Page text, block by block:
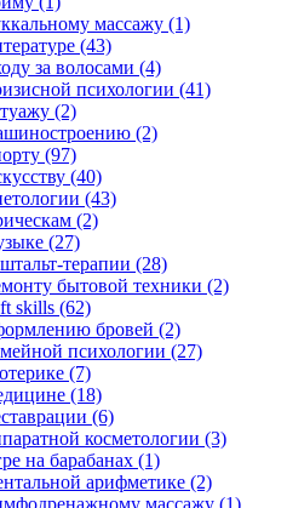
массажу (1)
(43)
за волосами (4)
психологии (41)
(2)
(2)
(97)
(40)
(43)
(2)
(27)
терапии (28)
бытовой техники (2)
skills (62)
бровей (2)
психологии (27)
(7)
(18)
(6)
косметологии (3)
на барабанах (1)
арифметике (2)